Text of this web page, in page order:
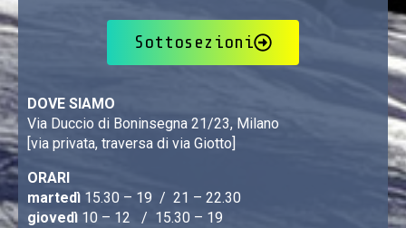
Sottosezioni
DOVE SIAMO
Via Duccio di Boninsegna 21/23, Milano
[via privata, traversa di via Giotto]
ORARI
martedì 15.30 – 19 / 21 – 22.30
giovedì 10 – 12 / 15.30 – 19